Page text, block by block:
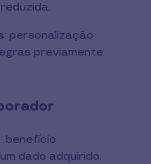
: personalização
previamente
: benefício
dado adquirido.